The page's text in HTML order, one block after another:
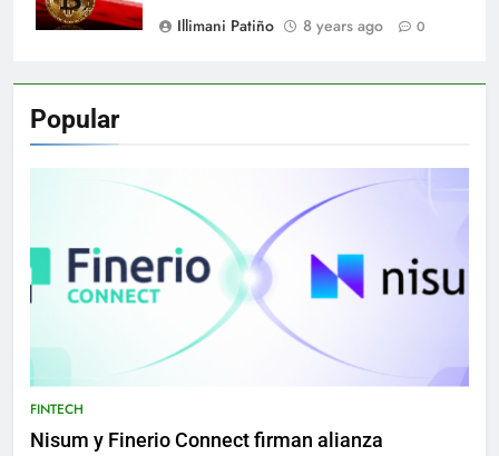
Illimani Patiño
8 years ago 0
Popular
FINTECH
Nisum y Finerio Connect firman alianza